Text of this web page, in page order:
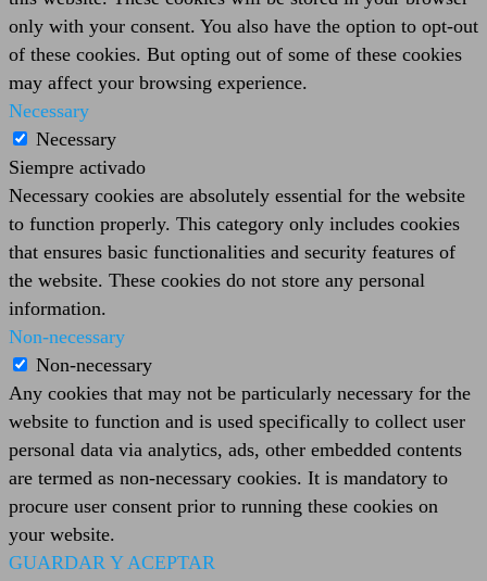
only with your consent. You also have the option to opt-out
of these cookies. But opting out of some of these cookies
may affect your browsing experience.
Necessary
Necessary
Siempre activado
Necessary cookies are absolutely essential for the website
to function properly. This category only includes cookies
that ensures basic functionalities and security features of
the website. These cookies do not store any personal
information.
Non-necessary
Non-necessary
Any cookies that may not be particularly necessary for the
website to function and is used specifically to collect user
personal data via analytics, ads, other embedded contents
are termed as non-necessary cookies. It is mandatory to
procure user consent prior to running these cookies on
your website.
GUARDAR Y ACEPTAR